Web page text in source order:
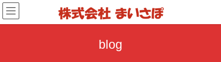
コ
ン
テ
ナ
ビ
ゲ
blog